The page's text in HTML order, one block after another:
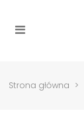
Strona główna >